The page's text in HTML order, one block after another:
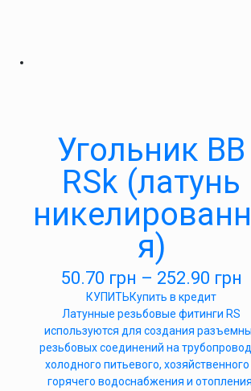
Угольник ВВ
RSk (латунь
я)
50.70 грн – 252.90 грн
КУПИТЬКупить в кредит
Латунные резьбовые фитинги RS
используются для создания
резьбовых соединений на
холодного питьевого, хозяйственного
горячего водоснабжения и отопления.